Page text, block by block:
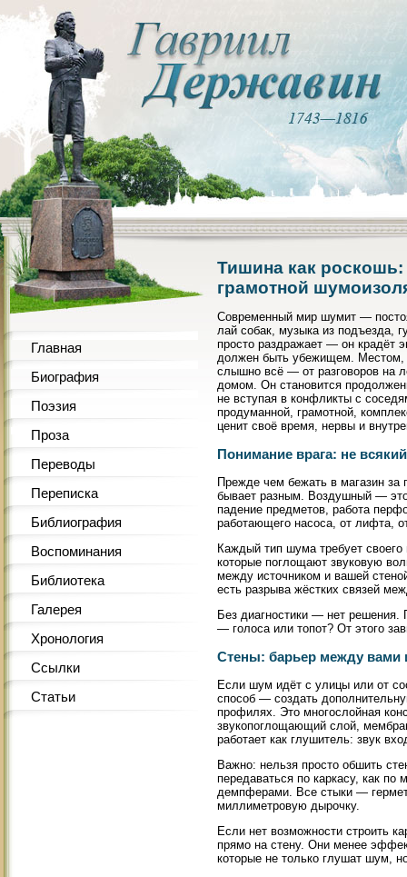
Главная
Биография
Поэзия
Проза
Переводы
Переписка
Библиография
Воспоминания
Библиотека
Галерея
Хронология
Ссылки
Статьи
Тишина как
грамотной
Современный мир шумит —
лай собак, музыка из подъезда,
просто раздражает — он крадёт
должен быть убежищем. Местом,
слышно всё — от разговоров на
домом. Он становится
не вступая в конфликты с
продуманной, грамотной,
ценит своё время, нервы и
Понимание врага: не
Прежде чем бежать в магазин
бывает разным. Воздушный —
падение предметов, работа
работающего насоса, от лифта,
Каждый тип шума требует
которые поглощают звуковую
между источником и вашей
есть разрыва жёстких связей
Без диагностики — нет
— голоса или топот? От этого
Стены: барьер между
Если шум идёт с улицы или от
способ — создать
профилях. Это многослойная
звукопоглощающий слой,
работает как глушитель: звук
Важно: нельзя просто обшить
передаваться по каркасу, как
демпферами. Все стыки —
миллиметровую дырочку.
Если нет возможности строить
прямо на стену. Они менее
которые не только глушат шум,